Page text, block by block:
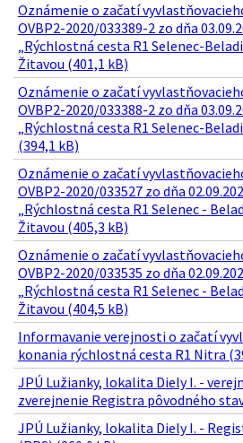
Oznámenie o začatí
OVBP2-2020/033389-2 zo dňa
„Rýchlostná cesta R1 Selenec-
Žitavou (401,1 kB)
Oznámenie o začatí
OVBP2-2020/033388-2 zo dňa
„Rýchlostná cesta R1 Selenec-
(394,1 kB)
Oznámenie o začatí
OVBP2-2020/033527 zo dňa
„Rýchlostná cesta R1 Selenec -
Žitavou (405,3 kB)
Oznámenie o začatí
OVBP2-2020/033535 zo dňa
„Rýchlostná cesta R1 Selenec -
Žitavou (404,5 kB)
Informavanie verejnosti o začatí
konania rýchlostná cesta R1 Nitra
JPÚ Lužianky, lokalita Diely I. -
zverejnenie Registra pôvodného
JPÚ Lužianky, lokalita Diely I. -